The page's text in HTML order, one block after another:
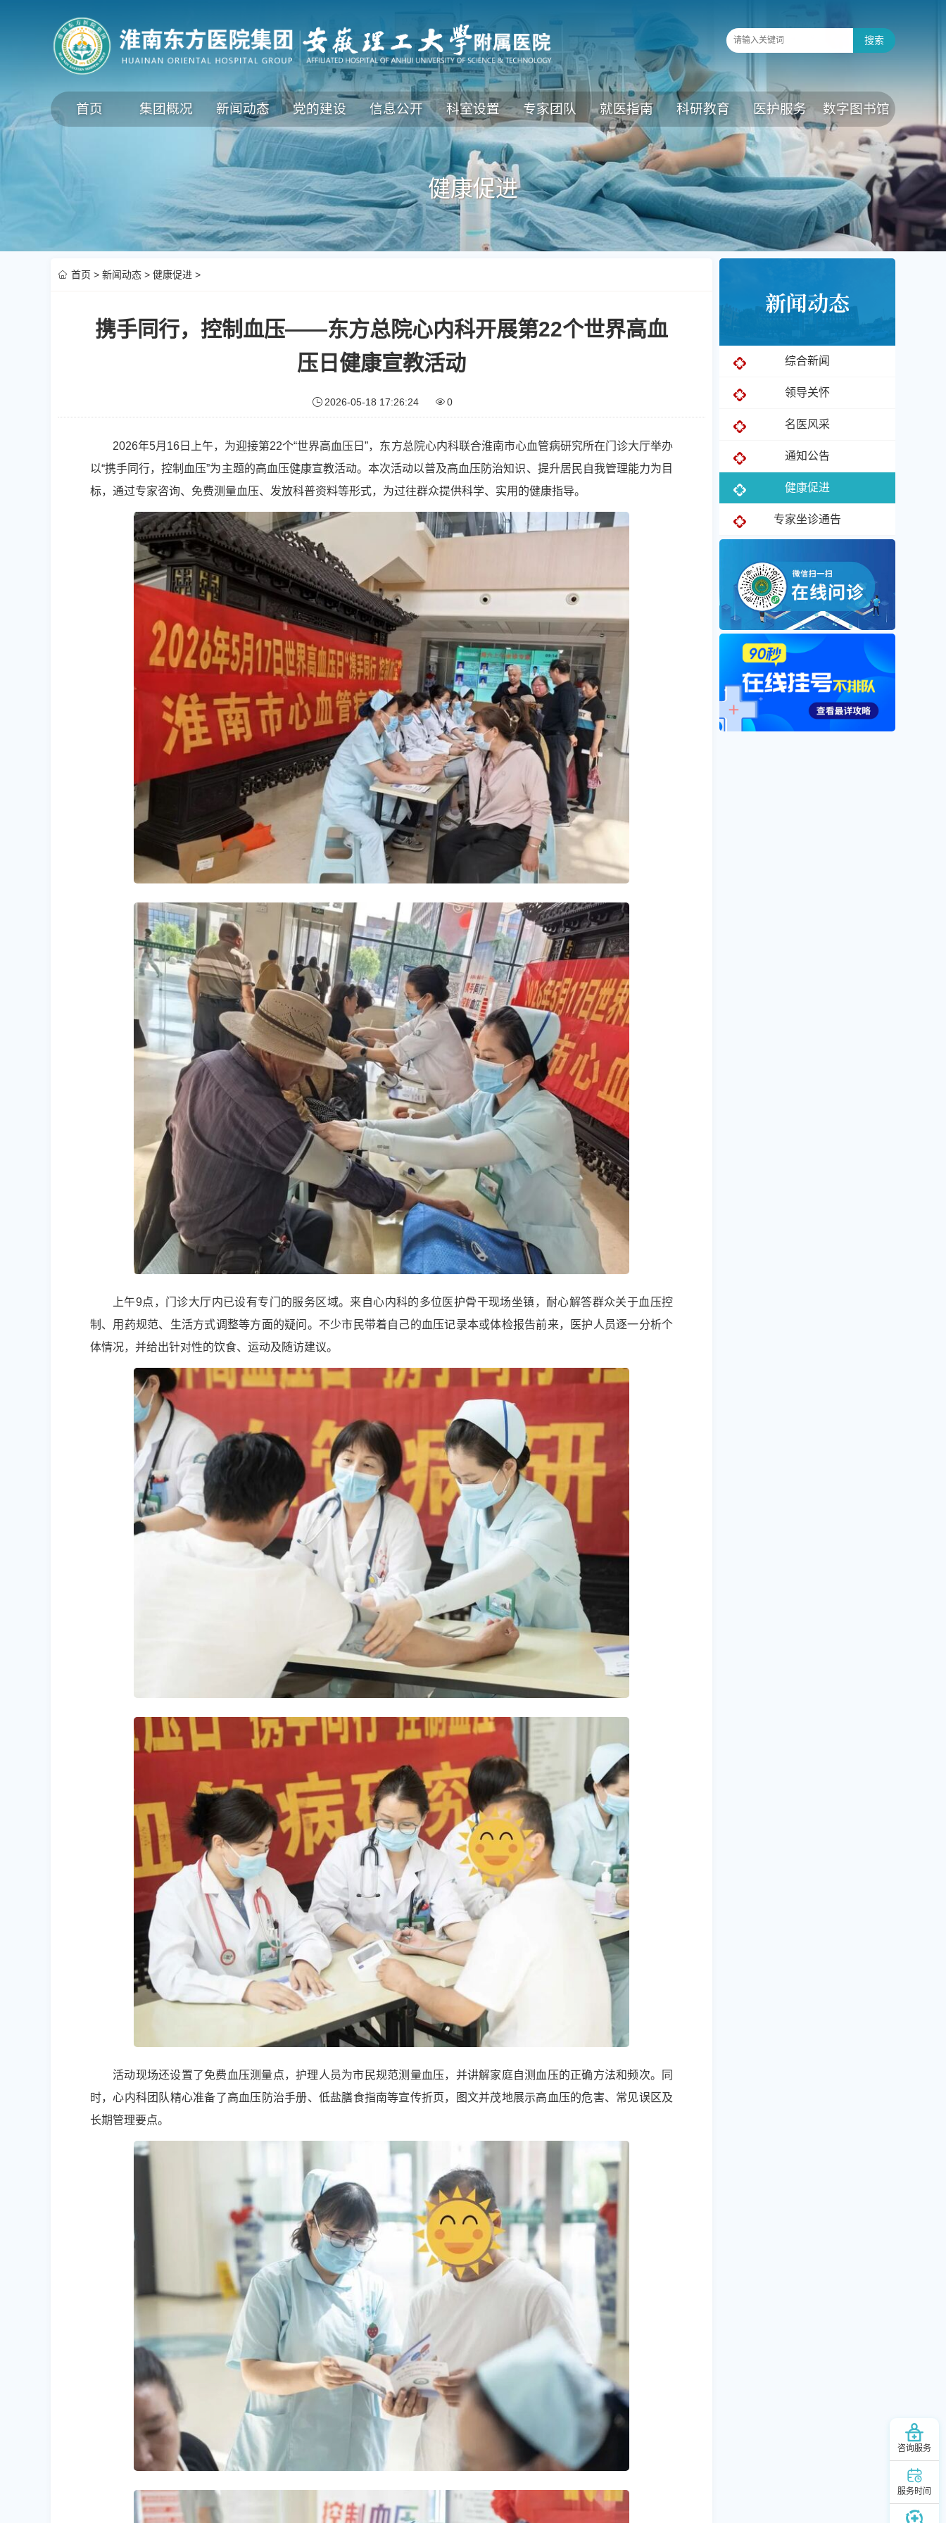
首页 集团概况 新闻动态 党的建设 信息公开 科室设置 专家团队 就医指南 科研教育 医护服务 数字图书馆
健康促进
首页 > 新闻动态 > 健康促进 >
携手同行，控制血压——东方总院心内科开展第22个世界高血
压日健康宣教活动
2026-05-18 17:26:24 0
2026年5月16日上午，为迎接第22个“世界高血压日”，东方总院心内科联合淮南市心血管病研究所在门诊大厅举办
以“携手同行，控制血压”为主题的高血压健康宣教活动。本次活动以普及高血压防治知识、提升居民自我管理能力为目
标，通过专家咨询、免费测量血压、发放科普资料等形式，为过往群众提供科学、实用的健康指导。
上午9点，门诊大厅内已设有专门的服务区域。来自心内科的多位医护骨干现场坐镇，耐心解答群众关于血压控
制、用药规范、生活方式调整等方面的疑问。不少市民带着自己的血压记录本或体检报告前来，医护人员逐一分析个
体情况，并给出针对性的饮食、运动及随访建议。
活动现场还设置了免费血压测量点，护理人员为市民规范测量血压，并讲解家庭自测血压的正确方法和频次。同
时，心内科团队精心准备了高血压防治手册、低盐膳食指南等宣传折页，图文并茂地展示高血压的危害、常见误区及
长期管理要点。
新闻动态
综合新闻
领导关怀
名医风采
通知公告
健康促进
专家坐诊通告
咨询服务
服务时间